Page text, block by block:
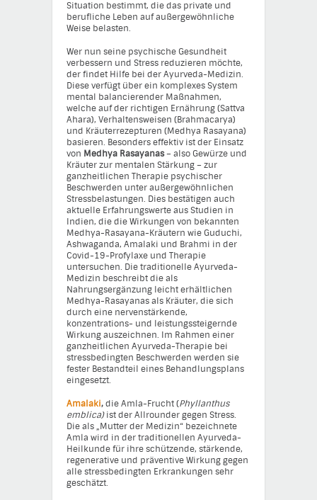
Situation bestimmt, die das private und
berufliche Leben auf außergewöhnliche
Weise belasten.
Wer nun seine psychische Gesundheit
verbessern und Stress reduzieren möchte,
der findet Hilfe bei der Ayurveda-Medizin.
Diese verfügt über ein komplexes System
mental balancierender Maßnahmen,
welche auf der richtigen Ernährung (Sattva
Ahara), Verhaltensweisen (Brahmacarya)
und Kräuterrezepturen (Medhya Rasayana)
basieren. Besonders effektiv ist der Einsatz
von Medhya Rasayanas– also Gewürze und
Kräuter zur mentalen Stärkung – zur
ganzheitlichen Therapie psychischer
Beschwerden unter außergewöhnlichen
Stressbelastungen. Dies bestätigen auch
aktuelle Erfahrungswerte aus Studien in
Indien, die die Wirkungen von bekannten
Medhya-Rasayana-Kräutern wie Guduchi,
Ashwaganda, Amalaki und Brahmi in der
Covid-19-Profylaxe und Therapie
untersuchen. Die traditionelle Ayurveda-
Medizin beschreibt die als
Nahrungsergänzung leicht erhältlichen
Medhya-Rasayanas als Kräuter, die sich
durch eine nervenstärkende,
konzentrations- und leistungssteigernde
Wirkung auszeichnen. Im Rahmen einer
ganzheitlichen Ayurveda-Therapie bei
stressbedingten Beschwerden werden sie
fester Bestandteil eines Behandlungsplans
eingesetzt.
Amalaki,die Amla-Frucht (Phyllanthus
emblica)ist der Allrounder gegen Stress.
Die als „Mutter der Medizin“ bezeichnete
Amla wird in der traditionellen Ayurveda-
Heilkunde für ihre schützende, stärkende,
regenerative und präventive Wirkung gegen
alle stressbedingten Erkrankungen sehr
geschätzt.